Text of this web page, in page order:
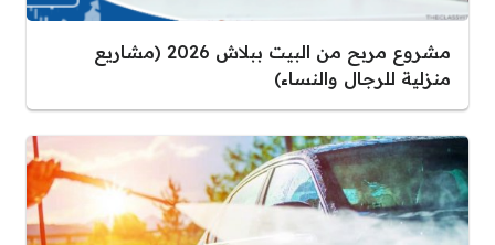
مشروع مربح من البيت ببلاش 2026 (مشاريع
منزلية للرجال والنساء)